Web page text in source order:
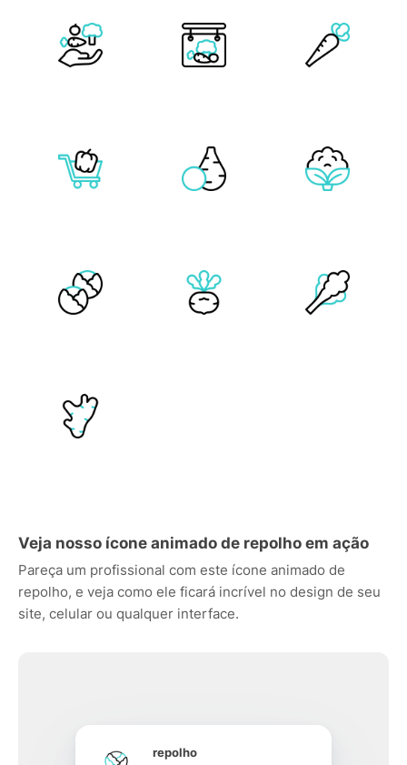
Veja nosso ícone animado de repolho em ação
Pareça um profissional com este ícone animado de
repolho, e veja como ele ficará incrível no design de seu
site, celular ou qualquer interface.
repolho